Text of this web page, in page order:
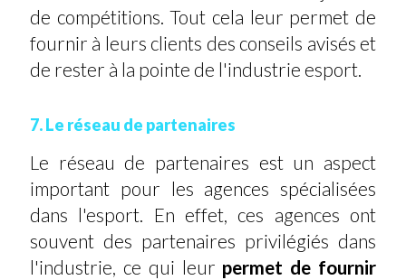
de compétitions. Tout cela leur permet de
fournir à leurs clients des conseils avisés et
de rester à la pointe de l'industrie esport.
7. Le réseau de partenaires
Le réseau de partenaires est un aspect
important pour les agences spécialisées
dans l'esport. En effet, ces agences ont
souvent des partenaires privilégiés dans
l'industrie, ce qui leur permet de fournir